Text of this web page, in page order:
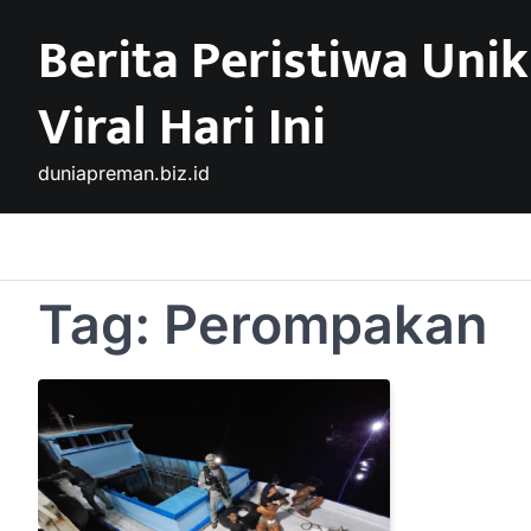
contentBerita Peristiwa
Viral Hari Ini
duniapreman.biz.id
Tag: Perompakan